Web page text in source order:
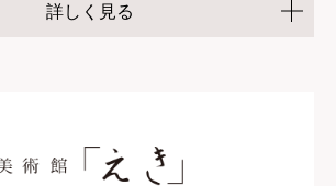
詳しく見る